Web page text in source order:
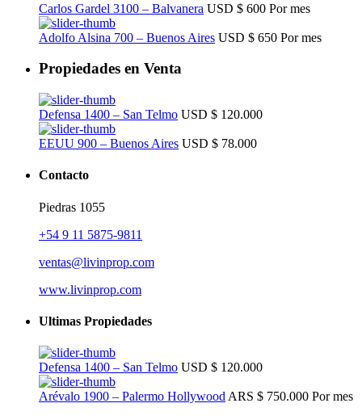
Carlos Gardel 3100 – Balvanera USD $ 600 Por mes
Adolfo Alsina 700 – Buenos Aires USD $ 650 Por mes
Propiedades en Venta
Defensa 1400 – San Telmo USD $ 120.000
EEUU 900 – Buenos Aires USD $ 78.000
Contacto
Piedras 1055
+54 9 11 5875-9811
ventas@livinprop.com
www.livinprop.com
Ultimas Propiedades
Defensa 1400 – San Telmo USD $ 120.000
Arévalo 1900 – Palermo Hollywood ARS $ 750.000 Por mes